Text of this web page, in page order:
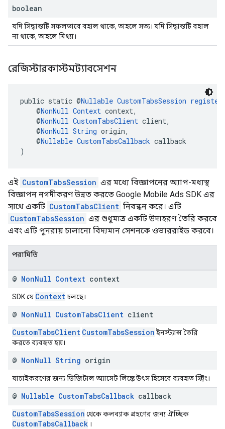
boolean
যদি সিদ্ধান্তটি সফলভাবে বহাল থাকে, তাহলে সত্য। যদি সিদ্ধান্তটি বহাল
না থাকে, তাহলে মিথ্যা।
রেজিস্টারকাস্টমট্যাবসেশন
public static @Nullable CustomTabsSession
@NonNull Context context,
@NonNull CustomTabsClient client,
@NonNull String origin,
@Nullable CustomTabsCallback callback
)
এই CustomTabsSession এর মধ্যে বিজ্ঞাপনের অ্যাপ-মধ্যস্থ
বিজ্ঞাপন নগদীকরণ উন্নত করতে Google Mobile Ads SDK এর
সাথে একটি CustomTabsClient নিবন্ধন করে। এটি
CustomTabsSession এর শুধুমাত্র একটি উদাহরণ তৈরি করবে
এবং এটি পুনরায় চালানো বিদ্যমান সেশনকে ওভাররাইড করবে।
পরামিতি
@ NonNull Context context
SDK যে Contextচলছে।
@ NonNull CustomTabsClient client
CustomTabsClient CustomTabsSessionইনস্ট্যান্স তৈরি
করতে ব্যবহৃত হয়।
@ NonNull String origin
যাচাইকরণের জন্য ডিজিটাল অ্যাসেট লিঙ্কে উৎস হিসেবে ব্যবহৃত স্ট্রিং।
@ Nullable CustomTabsCallback callback
CustomTabsSession থেকে কলব্যাক গ্রহণের জন্য ঐচ্ছিক
CustomTabsCallback ।